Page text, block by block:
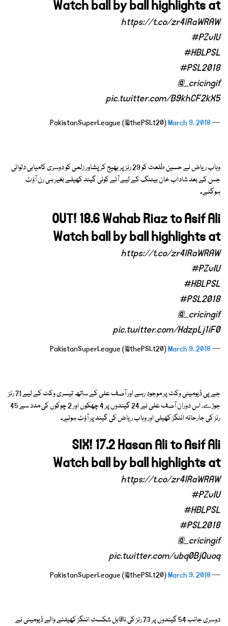
Watch ball by ball highlights at
https://t.co/zr4lRaWRAW
#PZvIU
#HBLPSL
#PSL2018
@_cricingif
pic.twitter.com/B9khCF2kX5
— PakistanSuperLeague (@thePSLt20)
March 9, 2018
وہاب ریاض نے حسین طلعت کو 29 رنز پر بھیج کر پشاور زلمی کو دوسری کامیابی دلوائی
جس کے بعد شاداب خان بیٹنگ کے لیے آئے کوئی گیند کھیلے بغیر ہی رن آؤٹ
ہوگئے۔
OUT! 18.6 Wahab Riaz to Asif Ali
Watch ball by ball highlights at
https://t.co/zr4lRaWRAW
#PZvIU
#HBLPSL
#PSL2018
@_cricingif
pic.twitter.com/HdzpLj1iF0
— PakistanSuperLeague (@thePSLt20)
March 9, 2018
جے پی ڈیومینی وکٹ پر موجود رہے اور آصف علی کے ساتھ تیسری وکٹ کے لیے 71 رنز
جوڑے، اس دوران آصف علی نے 24 گیندوں پر 4 چھکوں اور 2 چوکوں کی مدد سے 45
رنز کی جارحانہ اننگز کھیلی اور وہاب ریاض کی گیند پر آؤٹ ہوئے۔
SIX! 17.2 Hasan Ali to Asif Ali
Watch ball by ball highlights at
https://t.co/zr4lRaWRAW
#PZvIU
#HBLPSL
#PSL2018
@_cricingif
pic.twitter.com/ubq0BjQuoq
— PakistanSuperLeague (@thePSLt20)
March 9, 2018
دوسری جانب 54 گیندوں پر 73 رنز کی ناقابل شکست اننگز کھیلنے والے ڈیومینی نے